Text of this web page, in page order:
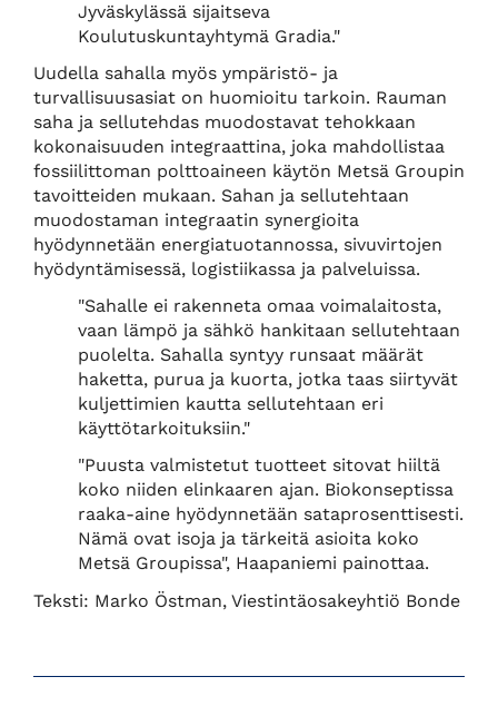
Jyväskylässä sijaitseva
Koulutuskuntayhtymä Gradia."
Uudella sahalla myös ympäristö- ja
turvallisuusasiat on huomioitu tarkoin. Rauman
saha ja sellutehdas muodostavat tehokkaan
kokonaisuuden integraattina, joka mahdollistaa
fossiilittoman polttoaineen käytön Metsä Groupin
tavoitteiden mukaan. Sahan ja sellutehtaan
muodostaman integraatin synergioita
hyödynnetään energiatuotannossa, sivuvirtojen
hyödyntämisessä, logistiikassa ja palveluissa.
"Sahalle ei rakenneta omaa voimalaitosta,
vaan lämpö ja sähkö hankitaan sellutehtaan
puolelta. Sahalla syntyy runsaat määrät
haketta, purua ja kuorta, jotka taas siirtyvät
kuljettimien kautta sellutehtaan eri
käyttötarkoituksiin."
"Puusta valmistetut tuotteet sitovat hiiltä
koko niiden elinkaaren ajan. Biokonseptissa
raaka-aine hyödynnetään sataprosenttisesti.
Nämä ovat isoja ja tärkeitä asioita koko
Metsä Groupissa", Haapaniemi painottaa.
Teksti: Marko Östman, Viestintäosakeyhtiö Bonde